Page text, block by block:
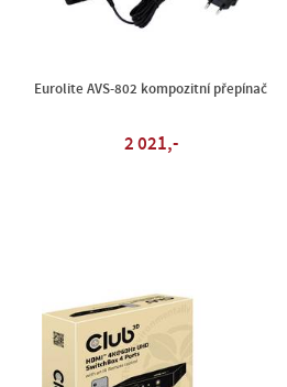
Eurolite AVS-802 kompozitní přepínač
2 021,-